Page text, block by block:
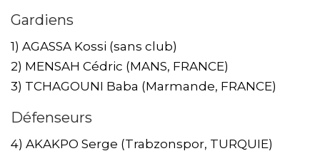
Gardiens
1) AGASSA Kossi (sans club)
2) MENSAH Cédric (MANS, FRANCE)
3) TCHAGOUNI Baba (Marmande, FRANCE)
Défenseurs
4) AKAKPO Serge (Trabzonspor, TURQUIE)